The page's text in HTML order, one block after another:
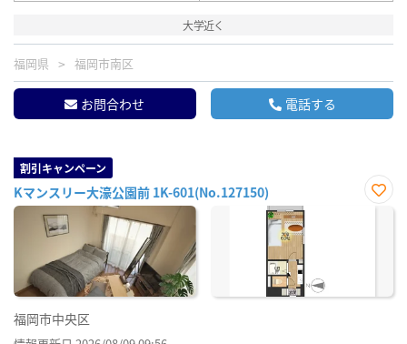
大学近く
福岡県 福岡市南区
お問合わせ 電話する
割引キャンペーン
Kマンスリー大濠公園前 1K-601(No.127150)
お気
福岡市中央区